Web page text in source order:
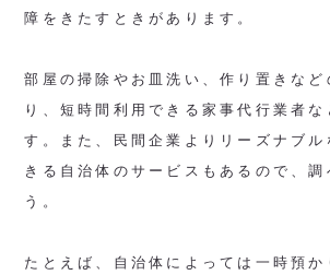
障をきたすときがあります。
部屋の掃除やお皿洗い、作り置きなど
り、短時間利用できる家事代行業者な
す。また、民間企業よりリーズナブル
きる自治体のサービスもあるので、調
う。
たとえば、自治体によっては一時預か